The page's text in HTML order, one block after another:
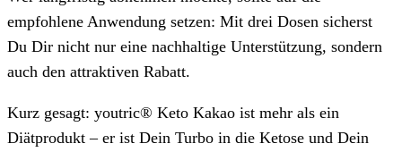
empfohlene Anwendung setzen: Mit drei Dosen sicherst
Du Dir nicht nur eine nachhaltige Unterstützung, sondern
auch den attraktiven Rabatt.
Kurz gesagt: youtric® Keto Kakao ist mehr als ein
Diätprodukt – er ist Dein Turbo in die Ketose und Dein